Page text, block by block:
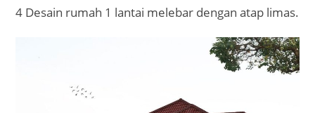
4 Desain rumah 1 lantai melebar dengan atap limas.